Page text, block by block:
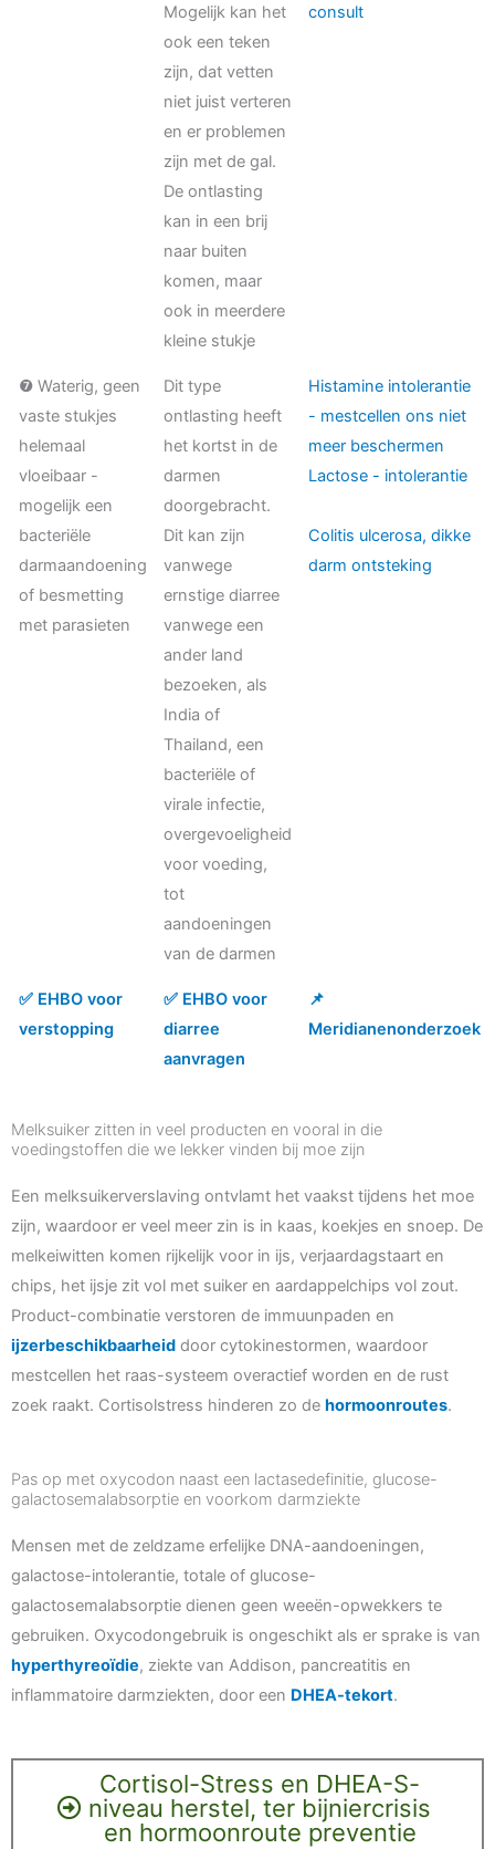
Mogelijk kan het
ook een teken
zijn, dat vetten
niet juist verteren
en er problemen
zijn met de gal.
De ontlasting
kan in een brij
naar buiten
komen, maar
ook in meerdere
kleine stukje
consult
❼ Waterig, geen
vaste stukjes
helemaal
vloeibaar -
mogelijk een
bacteriële
darmaandoening
of besmetting
met parasieten
Dit type
ontlasting heeft
het kortst in de
darmen
doorgebracht.
Dit kan zijn
vanwege
ernstige diarree
vanwege een
ander land
bezoeken, als
India of
Thailand, een
bacteriële of
virale infectie,
overgevoeligheid
voor voeding,
tot
aandoeningen
van de darmen
Histamine intolerantie
- mestcellen ons niet
meer beschermen
Lactose - intolerantie
Colitis ulcerosa, dikke
darm ontsteking
✅ EHBO voor
verstopping
✅ EHBO voor
diarree
aanvragen
📌
Meridianenonderzoek
Melksuiker zitten in veel producten en vooral in die
voedingstoffen die we lekker vinden bij moe zijn
Een melksuikerverslaving ontvlamt het vaakst tijdens het moe
zijn, waardoor er veel meer zin is in kaas, koekjes en snoep. De
melkeiwitten komen rijkelijk voor in ijs, verjaardagstaart en
chips, het ijsje zit vol met suiker en aardappelchips vol zout.
Product-combinatie verstoren de immuunpaden en
ijzerbeschikbaarheid door cytokinestormen, waardoor
mestcellen het raas-systeem overactief worden en de rust
zoek raakt. Cortisolstress hinderen zo de hormoonroutes.
Pas op met oxycodon naast een lactasedefinitie, glucose-
galactosemalabsorptie en voorkom darmziekte
Mensen met de zeldzame erfelijke DNA-aandoeningen,
galactose-intolerantie, totale of glucose-
galactosemalabsorptie dienen geen weeën-opwekkers te
gebruiken. Oxycodongebruik is ongeschikt als er sprake is van
hyperthyreoïdie, ziekte van Addison, pancreatitis en
inflammatoire darmziekten, door een DHEA-tekort.
Cortisol-Stress en DHEA-S-
niveau herstel, ter bijniercrisis
en hormoonroute preventie